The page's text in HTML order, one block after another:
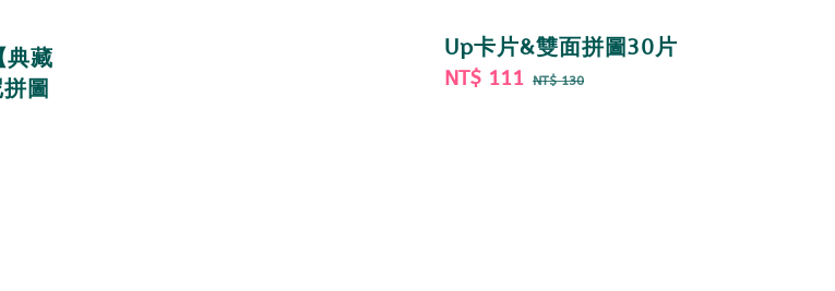
典藏
圖
Up卡片&雙面拼圖30片
Sale
NT$ 111 Regular
NT$ 130